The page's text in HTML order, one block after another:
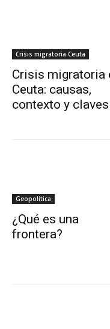
Crisis migratoria Ceuta
Crisis migratoria
Ceuta: causas,
contexto y claves
Geopolítica
¿Qué es una
frontera?